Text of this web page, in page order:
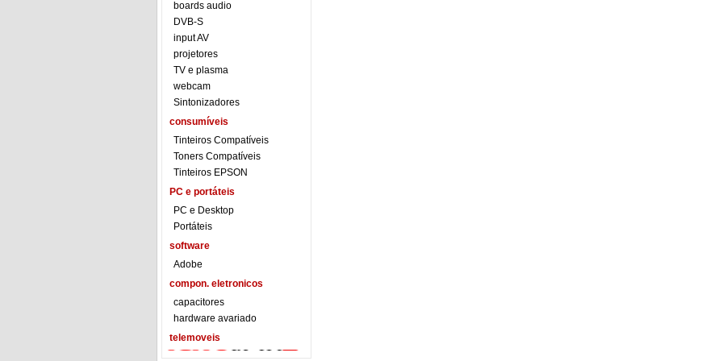
boards audio
DVB-S
input AV
projetores
TV e plasma
webcam
Sintonizadores
consumíveis
Tinteiros Compatíveis
Toners Compatíveis
Tinteiros EPSON
PC e portáteis
PC e Desktop
Portáteis
software
Adobe
compon. eletronicos
capacitores
hardware avariado
telemoveis